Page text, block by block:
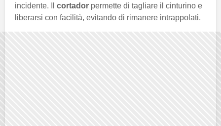
incidente. Il cortador permette di tagliare il cinturino e
liberarsi con facilità, evitando di rimanere intrappolati.